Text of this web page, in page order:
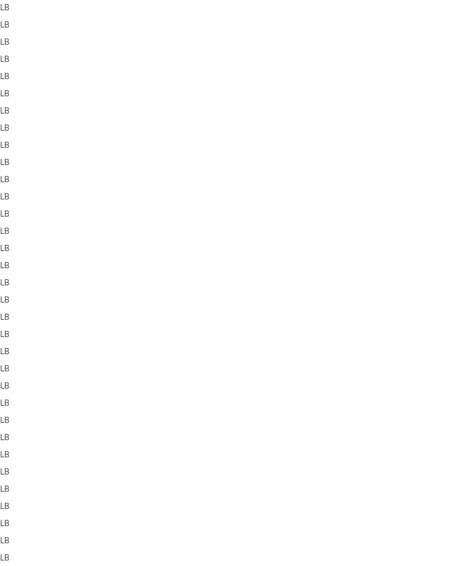
LB
LB
LB
LB
LB
LB
LB
LB
LB
LB
LB
LB
LB
LB
LB
LB
LB
LB
LB
LB
LB
LB
LB
LB
LB
LB
LB
LB
LB
LB
LB
LB
LB